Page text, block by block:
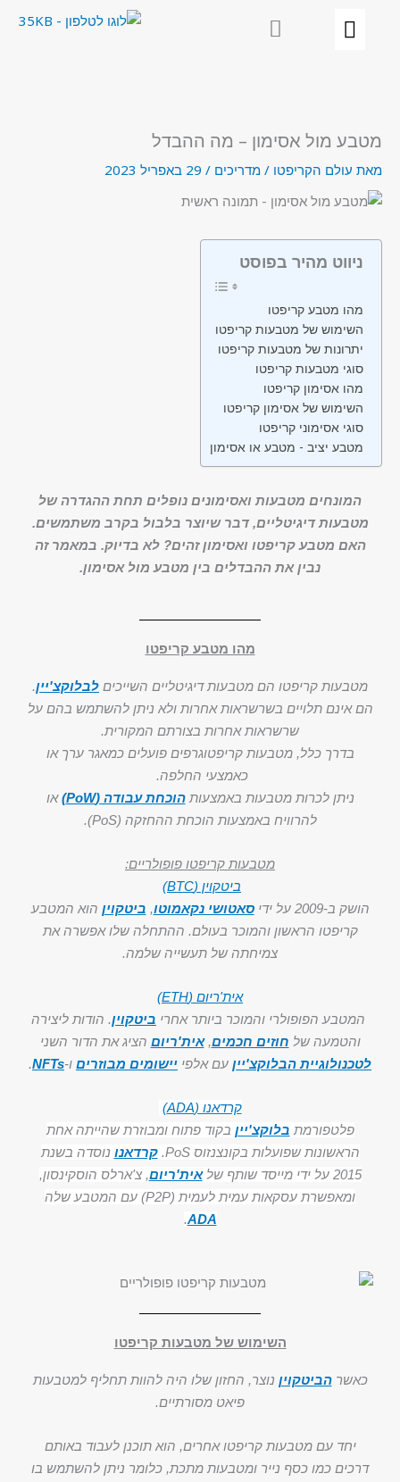
מטבע מול אסימון – מה ההבדל
מאת עולם הקריפטו / מדריכים / 29 באפריל 2023
ניווט מהיר בפוסט
מהו מטבע קריפטו
השימוש של מטבעות קריפטו
יתרונות של מטבעות קריפטו
סוגי מטבעות קריפטו
מהו אסימון קריפטו
השימוש של אסימון קריפטו
סוגי אסימוני קריפטו
מטבע יציב - מטבע או אסימון
המונחים מטבעות ואסימונים נופלים תחת ההגדרה של
מטבעות דיגיטליים, דבר שיוצר בלבול בקרב משתמשים.
האם מטבע קריפטו ואסימון זהים? לא בדיוק. במאמר זה
נבין את ההבדלים בין מטבע מול אסימון.
מהו מטבע קריפטו
מטבעות קריפטו הם מטבעות דיגיטליים השייכים לבלוקצ'יין.
הם אינם תלויים בשרשראות אחרות ולא ניתן להשתמש בהם על
שרשראות אחרות בצורתם המקורית.
בדרך כלל, מטבעות קריפטוגרפים פועלים כמאגר ערך או
כאמצעי החלפה.
ניתן לכרות מטבעות באמצעותהוכחת עבודה (PoW)
או
להרוויח באמצעות הוכחת ההחזקה (PoS).
מטבעות קריפטו פופולריים:
ביטקוין (BTC)
הושק ב-2009 על ידי
סאטושי נקאמוטו, ביטקוין הוא המטבע
קריפטו הראשון והמוכר בעולם. ההתחלה שלו אפשרה את
צמיחתה של תעשייה שלמה.
אית'ריום (ETH)
המטבע הפופולרי והמוכר ביותר אחרי ביטקוין. הודות ליצירה
והטמעה של חוזים חכמים,אית'ריום הציג את הדור השני
לטכנולוגיית הבלוקצ'יין עם אלפי יישומים מבוזרים ו-NFTs
.
קרדאנו (ADA)
פלטפורמת בלוקצ'יין בקוד פתוח ומבוזרת שהייתה אחת
הראשונות שפועלות בקונצנזוס PoS.
קרדאנו נוסדה בשנת
2015 על ידי מייסד שותף של
אית'ריום, צ'ארלס הוסקינסון,
ומאפשרת עסקאות עמית לעמית (P2P) עם המטבע שלה
ADA
.
השימוש של מטבעות קריפטו
כאשרהביטקוין נוצר, החזון שלו היה להוות תחליף למטבעות
פיאט מסורתיים.
יחד עם מטבעות קריפטו אחרים, הוא תוכנן לעבוד באותם
דרכים כמו כסף נייר ומטבעות מתכת, כלומר ניתן להשתמש בו